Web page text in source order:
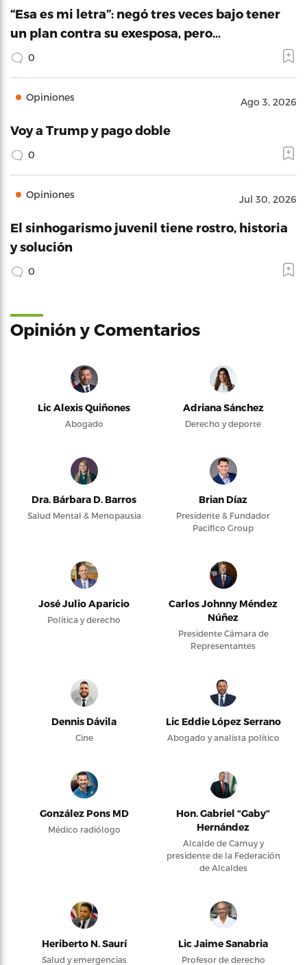
“Esa es mi letra”: negó tres veces bajo tener
un plan contra su exesposa, pero…
0
Opiniones Ago 3, 2026
Voy a Trump y pago doble
0
Opiniones Jul 30, 2026
El sinhogarismo juvenil tiene rostro, historia
y solución
0
Opinión y Comentarios
Lic Alexis Quiñones
Abogado
Adriana Sánchez
Derecho y deporte
Dra. Bárbara D. Barros
Salud Mental & Menopausia
Brian Díaz
Presidente & Fundador
Pacifico Group
José Julio Aparicio
Política y derecho
Carlos Johnny Méndez
Núñez
Presidente Cámara de
Representantes
Dennis Dávila
Cine
Lic Eddie López Serrano
Abogado y analista político
González Pons MD
Médico radiólogo
Hon. Gabriel “Gaby”
Hernández
Alcalde de Camuy y
presidente de la Federación
de Alcaldes
Heriberto N. Saurí
Salud y emergencias
Lic Jaime Sanabria
Profesor de derecho